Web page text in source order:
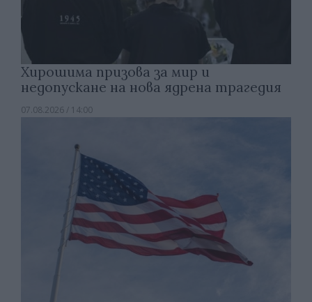
Хирошима призова за мир и
недопускане на нова ядрена трагедия
07.08.2026 / 14:00